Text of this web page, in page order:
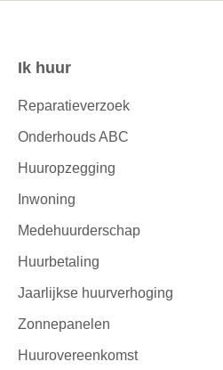
Contactinformatie
Ik huur
Reparatieverzoek
Onderhouds ABC
Huuropzegging
Inwoning
Medehuurderschap
Huurbetaling
Jaarlijkse huurverhoging
Zonnepanelen
Huurovereenkomst